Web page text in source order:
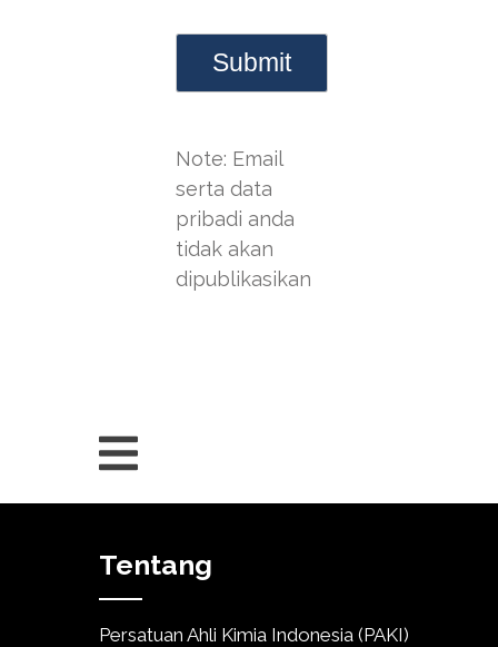
Note: Email
serta data
pribadi anda
tidak akan
dipublikasikan
Tentang
Persatuan Ahli Kimia Indonesia (PAKI)